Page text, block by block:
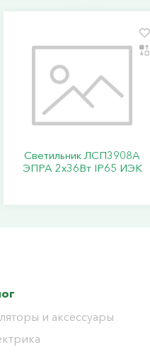
Светильник ЛСП3908A
ЭПРА 2х36Вт IP65 ИЭК
и аксессуары